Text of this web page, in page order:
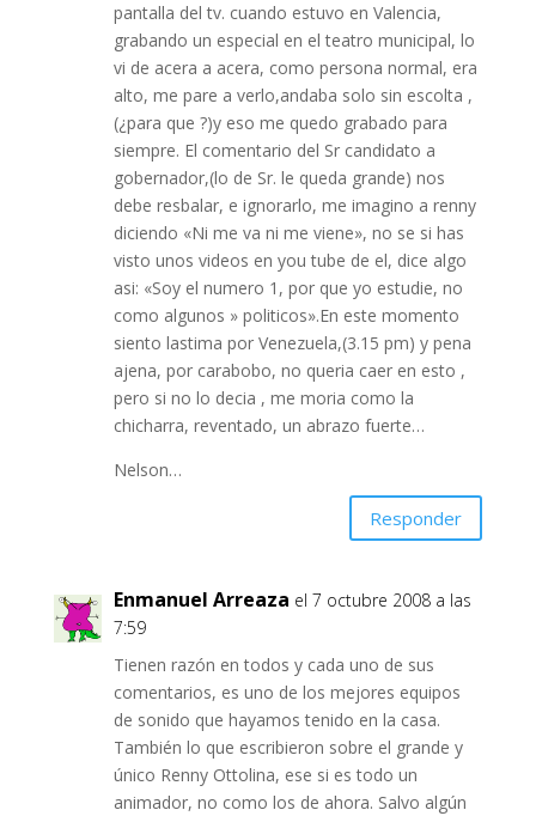
pantalla del tv. cuando estuvo en Valencia,
grabando un especial en el teatro municipal, lo
vi de acera a acera, como persona normal, era
alto, me pare a verlo,andaba solo sin escolta ,
(¿para que ?)y eso me quedo grabado para
siempre. El comentario del Sr candidato a
gobernador,(lo de Sr. le queda grande) nos
debe resbalar, e ignorarlo, me imagino a renny
diciendo «Ni me va ni me viene», no se si has
visto unos videos en you tube de el, dice algo
asi: «Soy el numero 1, por que yo estudie, no
como algunos » politicos».En este momento
siento lastima por Venezuela,(3.15 pm) y pena
ajena, por carabobo, no queria caer en esto ,
pero si no lo decia , me moria como la
chicharra, reventado, un abrazo fuerte…
Nelson…
Responder
Enmanuel Arreaza el 7 octubre 2008 a las
7:59
Tienen razón en todos y cada uno de sus
comentarios, es uno de los mejores equipos
de sonido que hayamos tenido en la casa.
También lo que escribieron sobre el grande y
único Renny Ottolina, ese si es todo un
animador, no como los de ahora. Salvo algún